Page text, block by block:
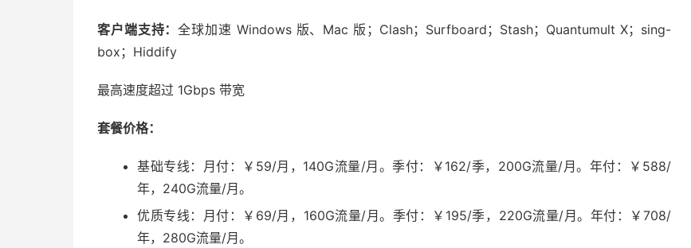
客户端支持：全球加速 Windows 版、Mac 版；Clash；Surfboard；Stash；Quantumult X；sing-
box；Hiddify
最高速度超过 1Gbps 带宽
套餐价格：
基础专线：月付：￥59/月，140G流量/月。季付：￥162/季，200G流量/月。年付：￥588/
年，240G流量/月。
优质专线：月付：￥69/月，160G流量/月。季付：￥195/季，220G流量/月。年付：￥708/
年，280G流量/月。